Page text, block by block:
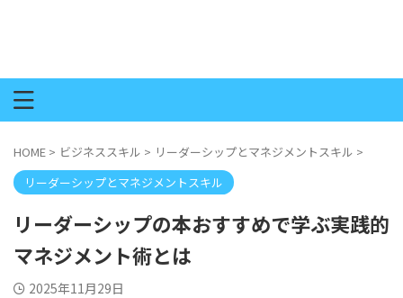
HOME > ビジネススキル > リーダーシップとマネジメントスキル >
リーダーシップとマネジメントスキル
リーダーシップの本おすすめで学ぶ実践的
マネジメント術とは
2025年11月29日